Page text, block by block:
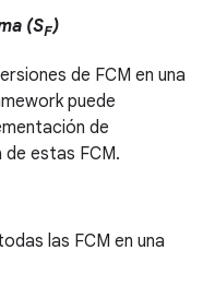
(SF)
de FCM en una
puede
de
estas FCM.
las FCM en una